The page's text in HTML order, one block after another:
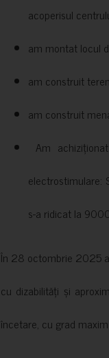
acoperisul
am montat locul
am construit
am construit
Am
electrostimulare:
s-a ridicat la
În 28 octombrie 2025
cu dizabilități și
încetare, cu grad